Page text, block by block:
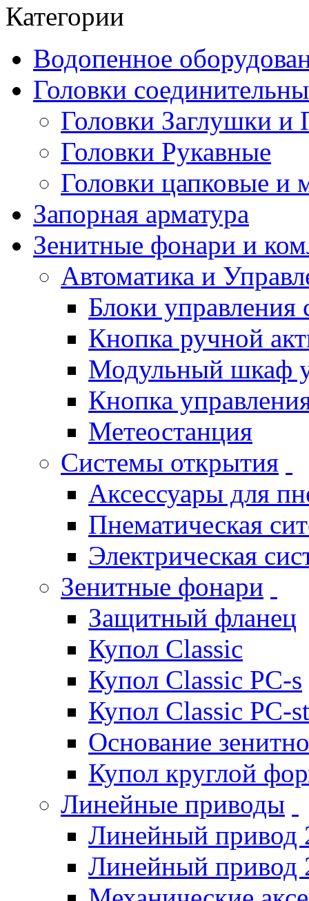
Категории
Водопенное
Головки
Головки Заглушки и
Головки Рукавные
Головки цапковые и
Запорная арматура
Зенитные фонари и
Автоматика и
Блоки
Кнопка ручной
Модульный шкаф
Кнопка
Метеостанция
Системы открытия
Аксессуары для
Пнематическая
Электрическая
Зенитные фонари
Защитный фланец
Купол Classic
Купол Classic PC-s
Купол Classic PC-st
Основание
Купол круглой
Линейные приводы
Линейный привод
Линейный привод